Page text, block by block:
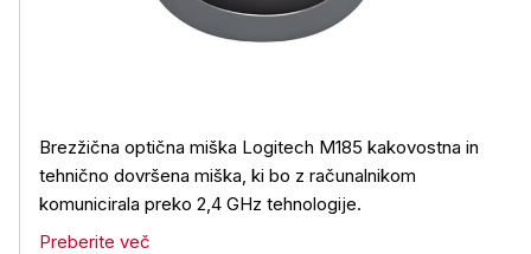
Brezžična optična miška Logitech M185 kakovostna in
tehnično dovršena miška, ki bo z računalnikom
komunicirala preko 2,4 GHz tehnologije.
Preberite več